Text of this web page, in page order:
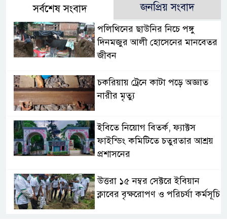
সর্বশেষ সংবাদ জনপ্রিয় সংবাদ
পলিথিনের ছাউনির নিচে পঙ্গু
দিনমজুর আলী হোসেনের মানবেতর
জীবন
চকরিয়ায় ট্রেনে কাটা পড়ে অজ্ঞাত
নারীর মৃত্যু
ইবিতে নিয়োগ বিতর্ক, ফ্যাক্টস
ফাইন্ডিং কমিটিতে চতুরতার আশ্রয়
প্রশাসনের
উত্তরা ১৫ নম্বর সেক্টরে ইবিয়ান
ক্লাবের বৃক্ষরোপণ ও পরিচর্যা কর্মসূচি